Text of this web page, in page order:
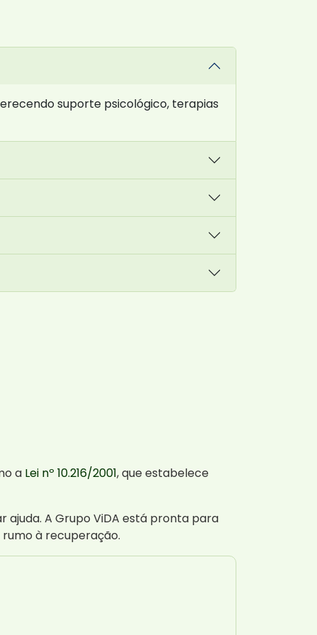
suporte psicológico, terapias
a Lei nº 10.216/2001, que estabelece
ajuda. A Grupo ViDA está pronta para
à recuperação.